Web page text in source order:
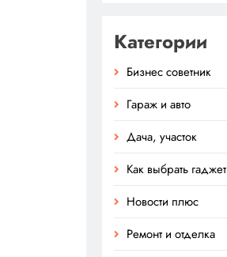
Категории
Бизнес советник
Гараж и авто
Дача, участок
Как выбрать гаджет
Новости плюс
Ремонт и отделка